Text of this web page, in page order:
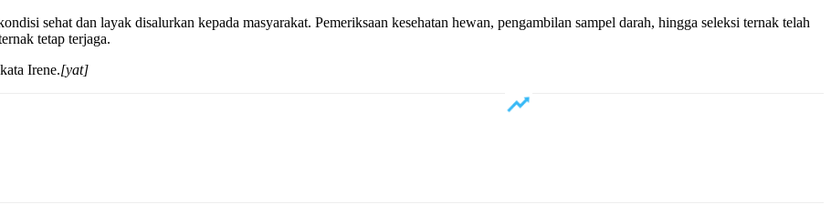
sehat dan layak disalurkan kepada masyarakat. Pemeriksaan kesehatan hewan, pengambilan sampel darah, hingga seleksi ternak telah
tetap terjaga.
Irene.[yat]